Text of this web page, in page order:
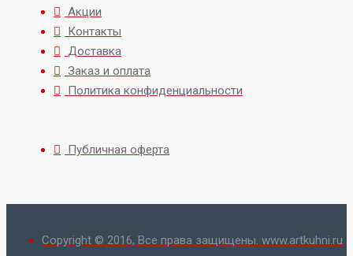
Акции
Контакты
Доставка
Заказ и оплата
Политика конфиденциальности
Публичная оферта
Copyright © 2016, Все права защищены. www.artkuhni.ru